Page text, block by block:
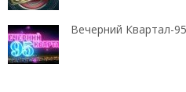
Вечерний Квартал-